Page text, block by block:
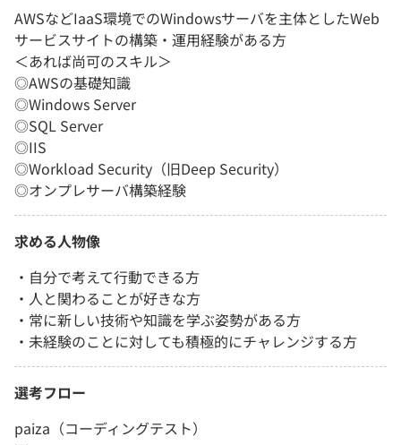
AWSなどIaaS環境でのWindowsサーバを主体としたWeb
サービスサイトの構築・運用経験がある方
＜あれば尚可のスキル＞
◎AWSの基礎知識
◎Windows Server
◎SQL Server
◎IIS
◎Workload Security（旧Deep Security）
◎オンプレサーバ構築経験
求める人物像
・自分で考えて行動できる方
・人と関わることが好きな方
・常に新しい技術や知識を学ぶ姿勢がある方
・未経験のことに対しても積極的にチャレンジする方
選考フロー
paiza（コーディングテスト）